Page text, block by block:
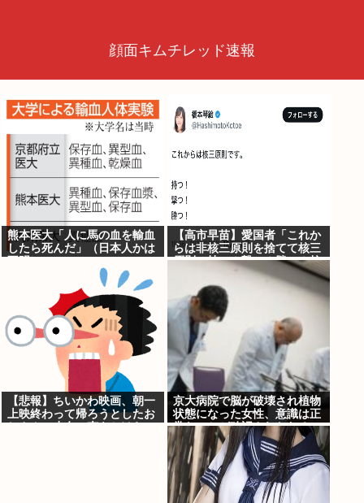
顔面キムチレッド速報
熊本医大「人に馬の血を輸血
したら死んだ」（日本人かは
【高市早苗】愛国者「これか
らは非核三原則を捨てて核三
原則。持つ！撃つ！勝つ！核
戦争には慣れている、試して
みるか？」
【悲報】ちいかわ映画、朝一
上映終わって帰ろうとしたお
京大病院で脳が破壊され植物
状態になった女性、意識は正
常なことが確認されおわる